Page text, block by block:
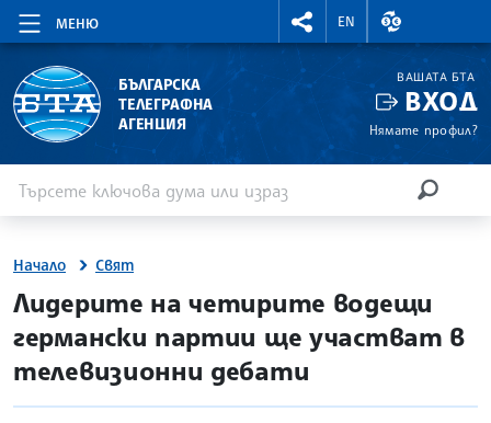
МЕНЮ
RIGHTMENU.SOCIAL
EN
ВАЛУТНИ
БЪЛГАРСКА
ТЕЛЕГРАФНА
АГЕНЦИЯ
ВАШАТА БТА
ВХОД
Нямате профил?
Начало Свят
site.bta
Лидерите на четирите водещи
германски партии ще участват в
телевизионни дебати